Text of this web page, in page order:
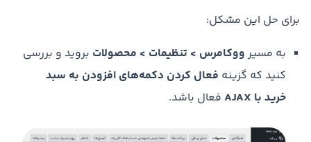
برای حل این مشکل:
به مسیر ووکامرس > تنظیمات > محصولات بروید و بررسی
کنید که گزینه فعال کردن دکمه‌های افزودن به سبد
خرید با AJAX
فعال باشد.